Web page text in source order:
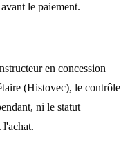
le paiement.
en concession
(Histovec), le contrôle
ni le statut
l'achat.